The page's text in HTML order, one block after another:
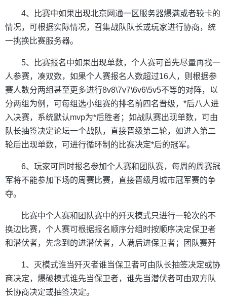
4、比赛中如果出现北京网通一区服务器爆满或者较卡的
情况，可根据实际情况，召集战队队长或玩家进行协商，统
一挑换比赛服务器。
5、比赛报名中如果出现单数，个人赛可首先尽量再找一
人参赛，凑双数，如果个人赛报名人数超过16人，则根据参
赛人数分两组甚至更多进行8v8\7v7\6v6\5v5不等的对阵，以
分两组为例，可每组选小组赛的排名前四名晋级，*后八人进
入决赛，系统默认mvp为*后胜者；如战队赛出现单数，可由
队长抽签决定论坛一个战队，直接晋级第二轮，如进入第二
轮后出现单数，可进行循环制的比赛决定*后的冠军。
6、玩家可同时报名参加个人赛和团队赛，每周的周赛冠
军将不能参加下场的周赛比赛，直接晋级月城市冠军赛的争
夺。
比赛中个人赛和团队赛中的歼灭模式只进行一轮次的不
换边比赛，个人赛可根据报名顺序分组时按顺序决定保卫者
和潜伏者，先念到的进潜伏者，人满后进保卫者；团队赛歼
1、灭模式谁当歼灭者谁当保卫者可由队长抽签决定或协
商决定，爆破模式谁先当保卫者，谁先当潜伏者可由双方队
长协商决定或抽签决定。